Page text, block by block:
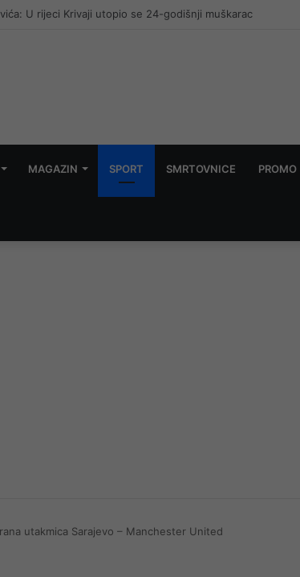
putovati 100 kilometara od Mostara kako bi trenirala
MAGAZIN SPORT SMRTOVNICE PROMO
utakmica Sarajevo – Manchester United